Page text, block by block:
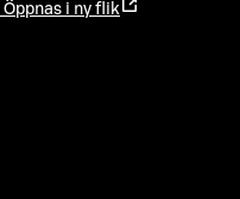
Öppnas i ny flik